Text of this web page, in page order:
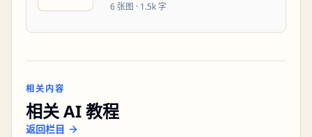
6 张图 · 1.5k 字
相关内容
相关 AI 教程
返回栏目